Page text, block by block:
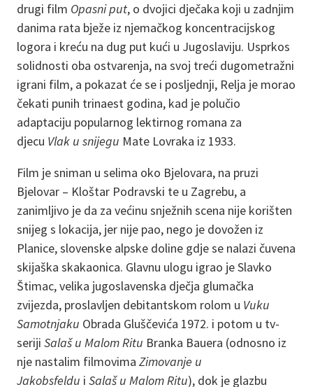
drugi film Opasni put, o dvojici dječaka koji u zadnjim
danima rata bježe iz njemačkog koncentracijskog
logora i kreću na dug put kući u Jugoslaviju. Usprkos
solidnosti oba ostvarenja, na svoj treći dugometražni
igrani film, a pokazat će se i posljednji, Relja je morao
čekati punih trinaest godina, kad je polučio
adaptaciju popularnog lektirnog romana za
djecu Vlak u snijegu Mate Lovraka iz 1933.
Film je sniman u selima oko Bjelovara, na pruzi
Bjelovar – Kloštar Podravski te u Zagrebu, a
zanimljivo je da za većinu snježnih scena nije korišten
snijeg s lokacija, jer nije pao, nego je dovožen iz
Planice, slovenske alpske doline gdje se nalazi čuvena
skijaška skakaonica. Glavnu ulogu igrao je Slavko
Štimac, velika jugoslavenska dječja glumačka
zvijezda, proslavljen debitantskom rolom u Vuku
Samotnjaku Obrada Gluščevića 1972. i potom u tv-
seriji Salaš u Malom Ritu Branka Bauera (odnosno iz
nje nastalim filmovima Zimovanje u
Jakobsfeldu i Salaš u Malom Ritu), dok je glazbu